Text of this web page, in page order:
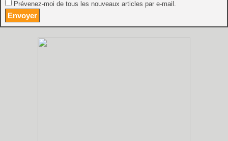
Prévenez-moi de tous les nouveaux articles par e-mail.